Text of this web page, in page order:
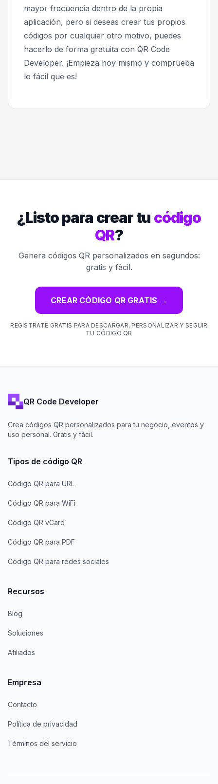
mayor frecuencia dentro de la propia
aplicación, pero si deseas crear tus propios
códigos por cualquier otro motivo, puedes
hacerlo de forma gratuita con QR Code
Developer. ¡Empieza hoy mismo y comprueba
lo fácil que es!
¿Listo para crear tu código
QR?
Genera códigos QR personalizados en segundos:
gratis y fácil.
CREAR CÓDIGO QR GRATIS →
REGÍSTRATE GRATIS PARA DESCARGAR, PERSONALIZAR Y SEGUIR
TU CÓDIGO QR
QR Code Developer
Crea códigos QR personalizados para tu negocio, eventos y
uso personal. Gratis y fácil.
Tipos de código QR
Código QR para URL
Código QR para WiFi
Código QR vCard
Código QR para PDF
Código QR para redes sociales
Recursos
Blog
Soluciones
Afiliados
Empresa
Contacto
Política de privacidad
Términos del servicio